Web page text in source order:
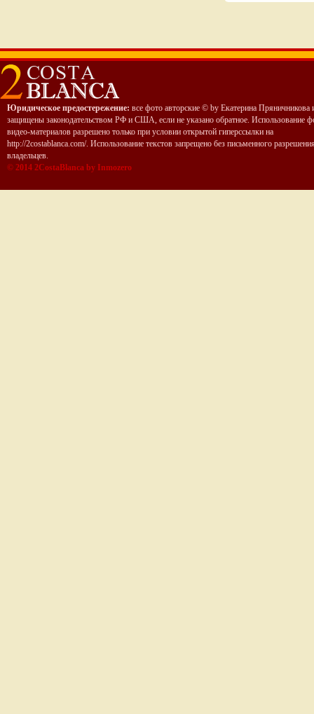
Юридическое предостережение: все фото авторские © by Екатерина Пряничникова
защищены законодательством РФ и США, если не указано обратное. Использование
видео-материалов разрешено только при условии открытой гиперссылки на
http://2costablanca.com/. Использование текстов запрещено без письменного
владельцев.
© 2014 2CostaBlanca by Inmozero